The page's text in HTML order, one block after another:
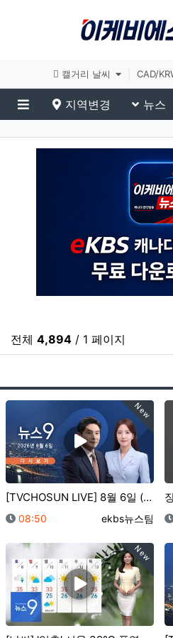
토론토 날씨 CAD/
메뉴
지역변경 뉴스
TV Chosun
전체 4,894 / 1 페이지
New
[TVCHOSUN LIVE] 8월 6일 (목) #뉴스9…
등록일
08:50 등록자
ekbs뉴스팀
New